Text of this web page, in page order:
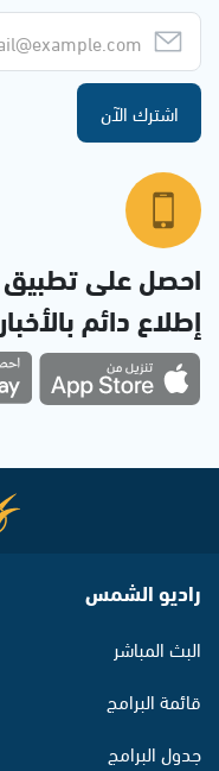
اشترك الآن
احصل على
إطلاع دائم
راديو الشمس
البث المباشر
قائمة البرامج
جدول البرامج